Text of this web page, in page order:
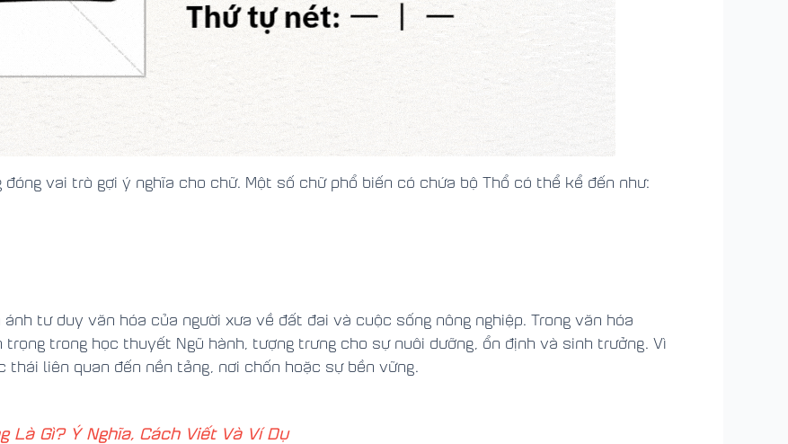
vai trò gợi ý nghĩa cho chữ. Một số chữ phổ biến có chứa bộ Thổ có thể kể đến như:
tư duy văn hóa của người xưa về đất đai và cuộc sống nông nghiệp. Trong văn hóa
trọng trong học thuyết Ngũ hành, tượng trưng cho sự nuôi dưỡng, ổn định và sinh trưởng. Vì
thái liên quan đến nền tảng, nơi chốn hoặc sự bền vững.
Là Gì? Ý Nghĩa, Cách Viết Và Ví Dụ